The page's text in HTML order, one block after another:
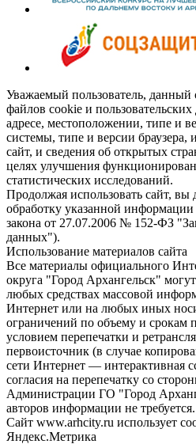
Уважаемый пользователь, данный
файлов cookie и
адресе, местоположении, типе и
системы, типе и версии браузера,
сайт, и сведения об открытых
целях улучшения
статистических исследований.
Продолжая использовать сайт, вы
обработку указанной
закона от 27.07.2006 № 152-ФЗ
данных").
Использование материалов сайта
Все материалы официального
округа "Город Архангельск"
любых средствах массовой
Интернет или на любых иных
ограничений по объему и
условием перепечатки и
первоисточник (в случае
сети Интернет — интерактивная
согласия на перепечатку со
Администрации ГО "Город
авторов информации не требуется.
Сайт www.arhcity.ru использует
Яндекс.Метрика